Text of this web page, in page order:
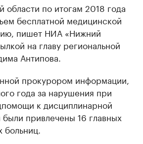
области по итогам 2018 года
бесплатной медицинской
пишет НИА «Нижний
на главу региональной
Антипова.
прокурором информации,
года за нарушения при
к дисциплинарной
были привлечены 16 главных